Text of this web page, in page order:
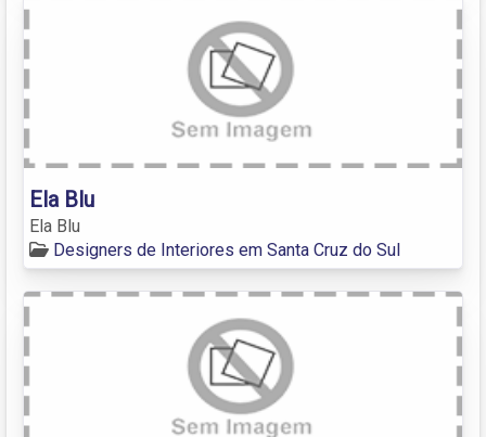
Ela Blu
Ela Blu
Designers de Interiores em Santa Cruz do Sul